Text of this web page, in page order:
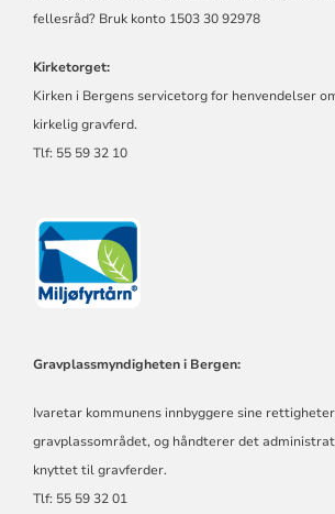
fellesråd? Bruk konto 1503 30 92978
Kirketorget:
Kirken i Bergens servicetorg for henvendelser
kirkelig gravferd.
Tlf: 55 59 32 10
Gravplassmyndigheten i Bergen:
Ivaretar kommunens innbyggere sine
gravplassområdet, og håndterer det
knyttet til gravferder.
Tlf: 55 59 32 01